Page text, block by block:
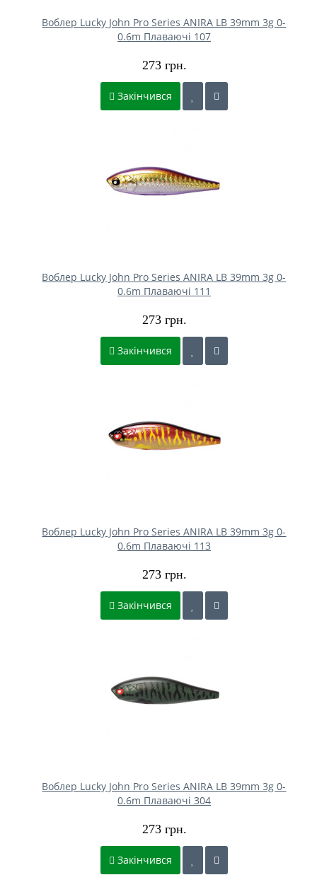
Воблер Lucky John Pro Series ANIRA LB 39mm 3g 0-
0.6m Плаваючі 107
273 грн.
Закінчився
Воблер Lucky John Pro Series ANIRA LB 39mm 3g 0-
0.6m Плаваючі 111
273 грн.
Закінчився
Воблер Lucky John Pro Series ANIRA LB 39mm 3g 0-
0.6m Плаваючі 113
273 грн.
Закінчився
Воблер Lucky John Pro Series ANIRA LB 39mm 3g 0-
0.6m Плаваючі 304
273 грн.
Закінчився